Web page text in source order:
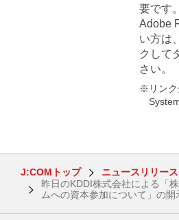
要です。
Adobe
い方は
クして
さい。
※リンク
J:COMトップ
ニュースリリース
昨日のKDDI株式会社による「
ムへの資本参加について」の開